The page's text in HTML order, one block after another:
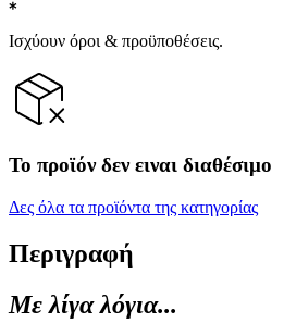
Ισχύουν όροι & προϋποθέσεις.
Το προϊόν δεν ειναι διαθέσιμο
Δες όλα τα προϊόντα της κατηγορίας
Περιγραφή
Με λίγα λόγια...